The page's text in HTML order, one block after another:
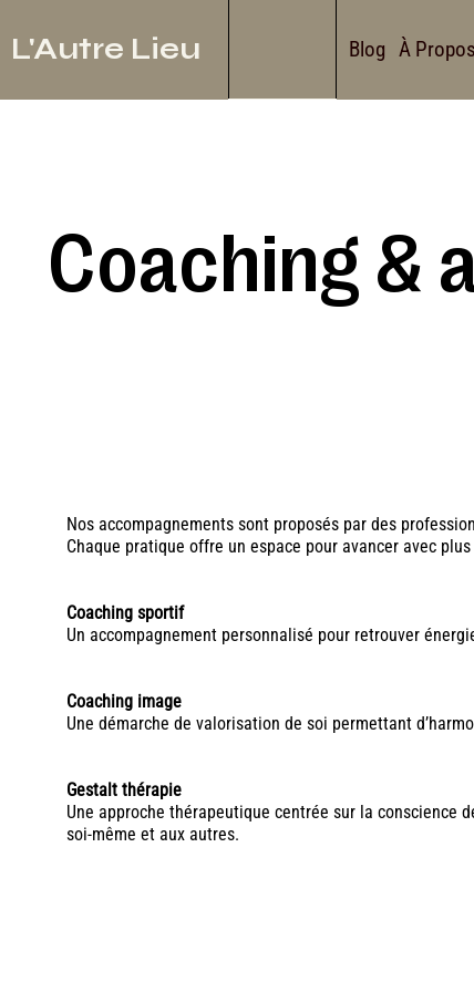
L'Autre Lieu Blog À Propos
Coaching &
Nos accompagnements sont proposés par des
Chaque pratique offre un espace pour avancer avec
Coaching sportif
Un accompagnement personnalisé pour retrouver
Coaching image
Une démarche de valorisation de soi permettant
Gestalt thérapie
Une approche thérapeutique centrée sur la
soi-même et aux autres.